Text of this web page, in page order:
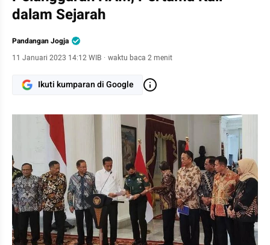
dalam Sejarah
Pandangan Jogja
11 Januari 2023 14:12 WIB · waktu baca 2 menit
Ikuti kumparan di Google